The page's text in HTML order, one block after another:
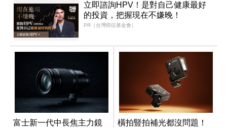
立即諮詢HPV！是對自己健康最好
的投資，把握現在不嫌晚！
PR（台灣癌症基金會）
富士新一代中長焦主力鏡
橫拍豎拍補光都沒問題！